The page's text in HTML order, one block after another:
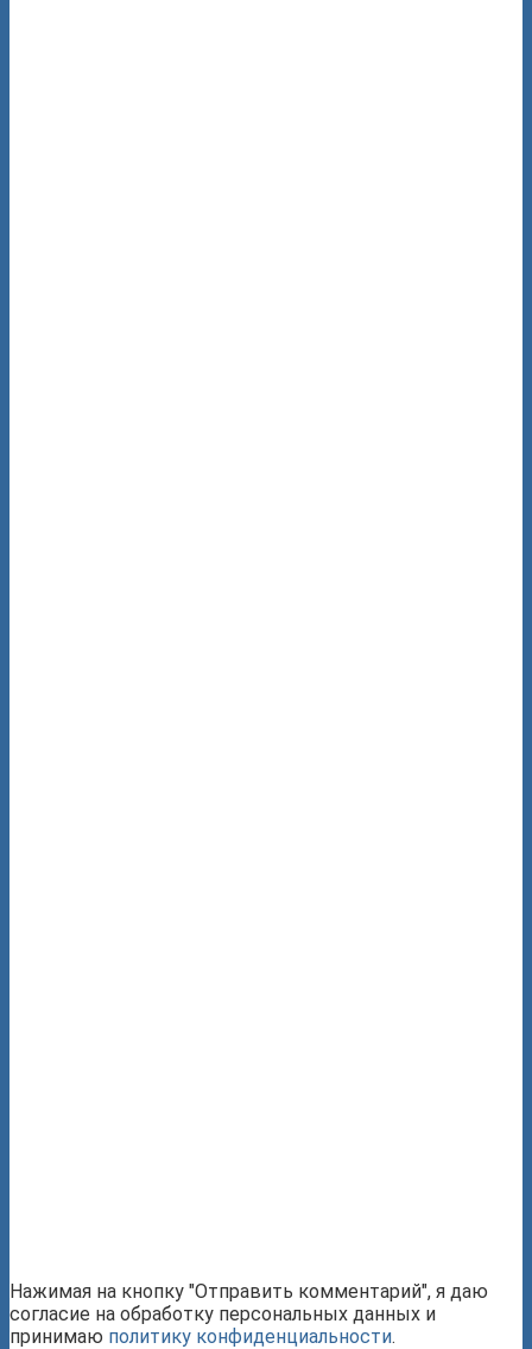
Нажимая на кнопку "Отправить комментарий", я даю
согласие на обработку персональных данных и
принимаю политику конфиденциальности.